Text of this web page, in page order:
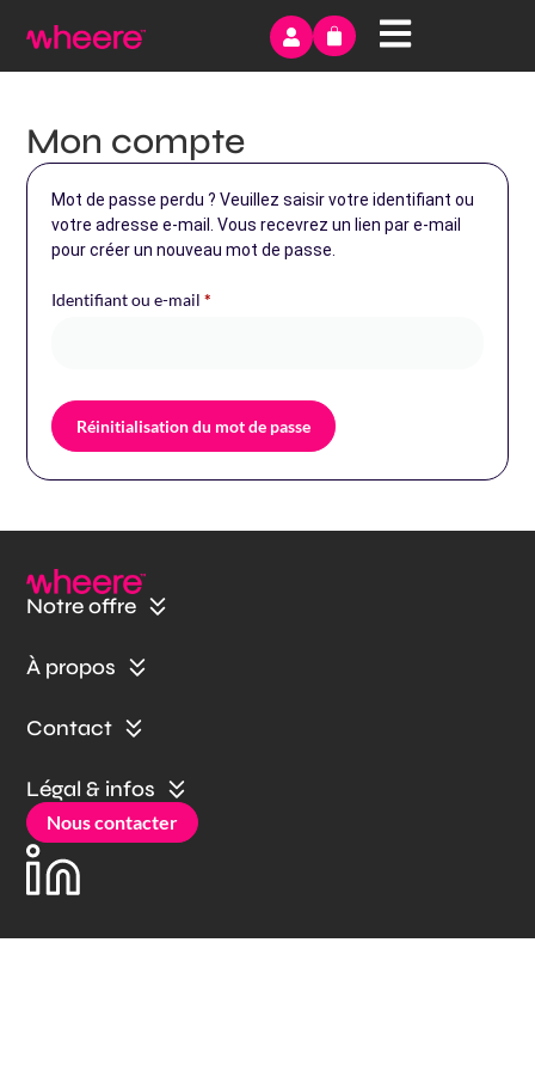
Mon compte
Mot de passe perdu ? Veuillez saisir votre identifiant ou
votre adresse e-mail. Vous recevrez un lien par e-mail
pour créer un nouveau mot de passe.
Identifiant ou e-mail*
Réinitialisation du mot de passe
Notre offre
À propos
Contact
Légal & infos
Nous contacter